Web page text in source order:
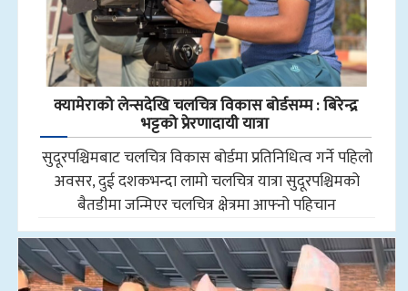
क्यामेराको लेन्सदेखि चलचित्र विकास बोर्डसम्म : बिरेन्द्र
भट्टको प्रेरणादायी यात्रा
सुदूरपश्चिमबाट चलचित्र विकास बोर्डमा प्रतिनिधित्व गर्ने पहिलो
अवसर, दुई दशकभन्दा लामो चलचित्र यात्रा सुदूरपश्चिमको
बैतडीमा जन्मिएर चलचित्र क्षेत्रमा आफ्नो पहिचान